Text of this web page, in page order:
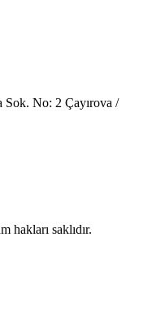
Sok. No: 2 Çayırova /
hakları saklıdır.